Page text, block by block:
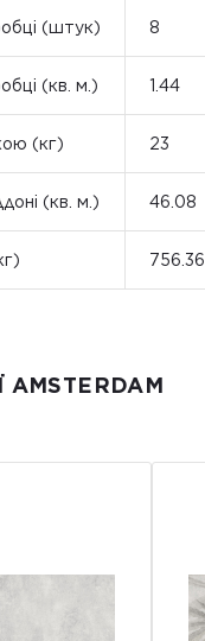
(штук) 8
(кв. м.) 1.44
(кг) 23
(кв. м.) 46.08
756.36